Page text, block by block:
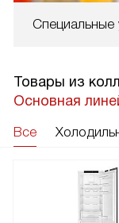
Специальные
Товары из
Основная
Все